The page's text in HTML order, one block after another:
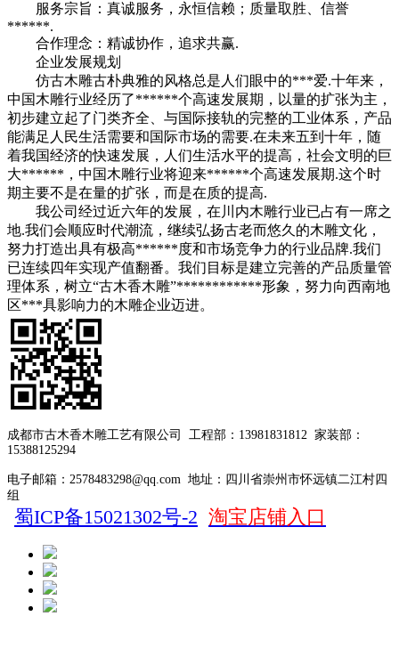
服务宗旨：真诚服务，永恒信赖；质量取胜、信誉
******.
合作理念：精诚协作，追求共赢.
企业发展规划
仿古木雕古朴典雅的风格总是人们眼中的***爱.十年来，
中国木雕行业经历了******个高速发展期，以量的扩张为主，
初步建立起了门类齐全、与国际接轨的完整的工业体系，产品
能满足人民生活需要和国际市场的需要.在未来五到十年，随
着我国经济的快速发展，人们生活水平的提高，社会文明的巨
大******，中国木雕行业将迎来******个高速发展期.这个时
期主要不是在量的扩张，而是在质的提高.
我公司经过近六年的发展，在川内木雕行业已占有一席之
地.我们会顺应时代潮流，继续弘扬古老而悠久的木雕文化，
努力打造出具有极高******度和市场竞争力的行业品牌.我们
已连续四年实现产值翻番。我们目标是建立完善的产品质量管
理体系，树立“古木香木雕”************形象，努力向西南地
区***具影响力的木雕企业迈进。
成都市古木香木雕工艺有限公司 工程部：13981831812 家装部：
15388125294
电子邮箱：2578483298@qq.com 地址：四川省崇州市怀远镇二江村四
组
蜀ICP备15021302号-2 淘宝店铺入口